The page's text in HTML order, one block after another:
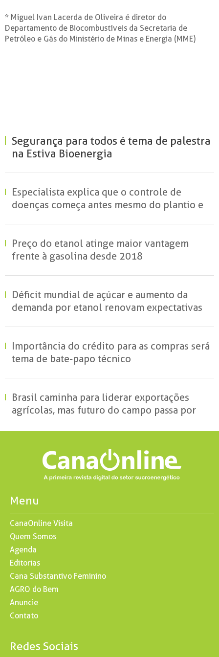
* Miguel Ivan Lacerda de Oliveira é diretor do
Departamento de Biocombustíveis da Secretaria de
Petróleo e Gás do Ministério de Minas e Energia (MME)
Segurança para todos é tema de palestra
na Estiva Bioenergia
Especialista explica que o controle de
doenças começa antes mesmo do plantio e
Preço do etanol atinge maior vantagem
frente à gasolina desde 2018
Déficit mundial de açúcar e aumento da
demanda por etanol renovam expectativas
Importância do crédito para as compras será
tema de bate-papo técnico
Brasil caminha para liderar exportações
agrícolas, mas futuro do campo passa por
Menu
CanaOnline Visita
Quem Somos
Agenda
Editorias
Cana Substantivo Feminino
AGRO do Bem
Anuncie
Contato
Redes Sociais